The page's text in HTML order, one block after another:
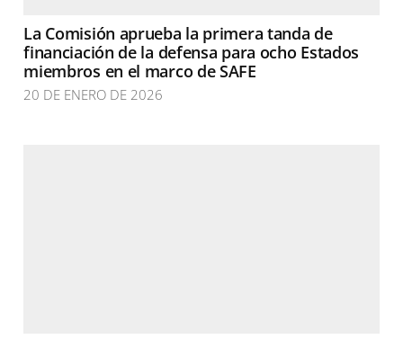
La Comisión aprueba la primera tanda de
financiación de la defensa para ocho Estados
miembros en el marco de SAFE
20 DE ENERO DE 2026